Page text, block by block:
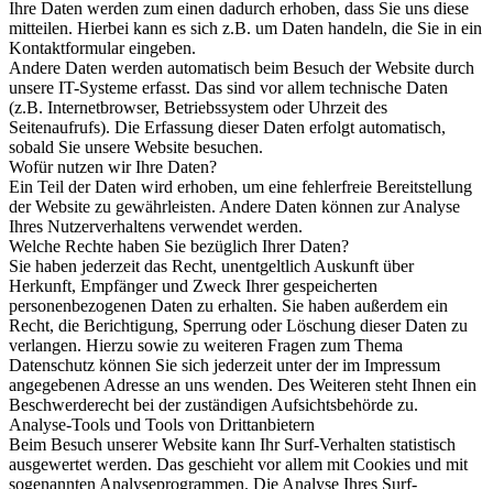
Ihre Daten werden zum einen dadurch erhoben, dass Sie uns diese
mitteilen. Hierbei kann es sich z.B. um Daten handeln, die Sie in ein
Kontaktformular eingeben.
Andere Daten werden automatisch beim Besuch der Website durch
unsere IT-Systeme erfasst. Das sind vor allem technische Daten
(z.B. Internetbrowser, Betriebssystem oder Uhrzeit des
Seitenaufrufs). Die Erfassung dieser Daten erfolgt automatisch,
sobald Sie unsere Website besuchen.
Wofür nutzen wir Ihre Daten?
Ein Teil der Daten wird erhoben, um eine fehlerfreie Bereitstellung
der Website zu gewährleisten. Andere Daten können zur Analyse
Ihres Nutzerverhaltens verwendet werden.
Welche Rechte haben Sie bezüglich Ihrer Daten?
Sie haben jederzeit das Recht, unentgeltlich Auskunft über
Herkunft, Empfänger und Zweck Ihrer gespeicherten
personenbezogenen Daten zu erhalten. Sie haben außerdem ein
Recht, die Berichtigung, Sperrung oder Löschung dieser Daten zu
verlangen. Hierzu sowie zu weiteren Fragen zum Thema
Datenschutz können Sie sich jederzeit unter der im Impressum
angegebenen Adresse an uns wenden. Des Weiteren steht Ihnen ein
Beschwerderecht bei der zuständigen Aufsichtsbehörde zu.
Analyse-Tools und Tools von Drittanbietern
Beim Besuch unserer Website kann Ihr Surf-Verhalten statistisch
ausgewertet werden. Das geschieht vor allem mit Cookies und mit
sogenannten Analyseprogrammen. Die Analyse Ihres Surf-